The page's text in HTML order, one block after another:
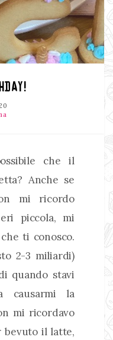
che il
Anche se
mi ricordo
piccola, mi
ti conosco.
2-3 miliardi)
quando stavi
causarmi la
mi ricordavo
bevuto il latte,